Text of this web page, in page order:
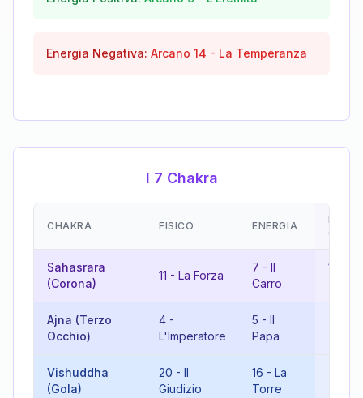
Energia Negativa: Arcano 14 - La Temperanza
I 7 Chakra
CHAKRA FISICO ENERGIA
Sahasrara
(Corona)
11 - La Forza
7 - Il
Carro
18
Ajna (Terzo
Occhio)
4 -
L'Imperatore
5 - Il
Papa
Vishuddha
(Gola)
20 - Il
Giudizio
16 - La
Torre